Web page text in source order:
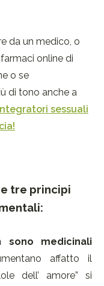
da un medico, o
online di
o se
di tono anche a
sessuali
tre principi
sono medicinali
affatto il
dell’ amore” si